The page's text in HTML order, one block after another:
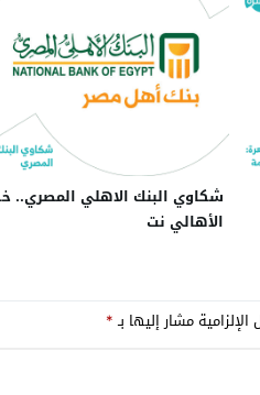
شكاوي البنك الاهلي المصري..
الأهالي نت
الإلزامية مشار إليها بـ*